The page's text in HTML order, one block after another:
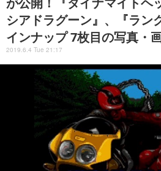
シアドラグーン』、『ラン
インナップ 7枚目の写真・
2019.6.4 Tue 21:17